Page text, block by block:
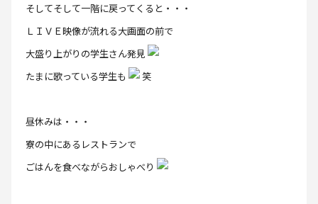
そしてそして一階に戻ってくると・・・
ＬＩＶＥ映像が流れる大画面の前で
大盛り上がりの学生さん発見
たまに歌っている学生も
笑
昼休みは・・・
寮の中にあるレストランで
ごはんを食べながらおしゃべり